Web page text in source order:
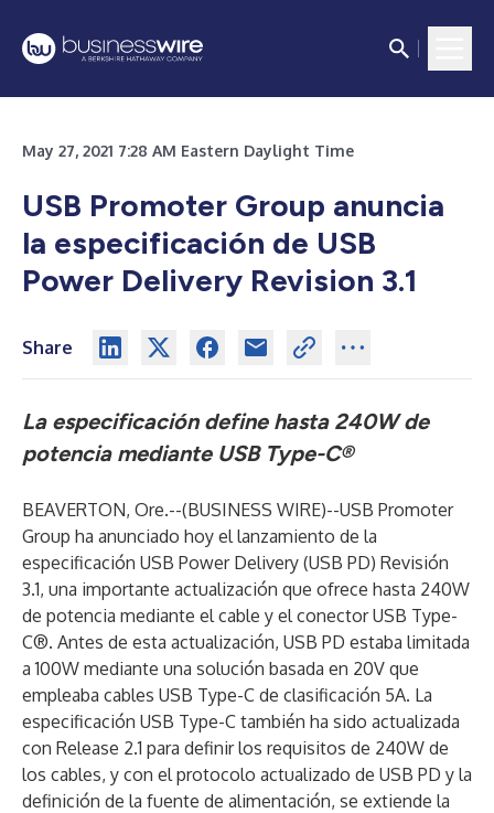
May 27, 2021 7:28 AM Eastern Daylight Time
USB Promoter Group anuncia
la especificación de USB
Power Delivery Revision 3.1
Share
La especificación define hasta 240W de
potencia mediante USB Type-C®
BEAVERTON, Ore.--(BUSINESS WIRE)--USB Promoter
Group ha anunciado hoy el lanzamiento de la
especificación USB Power Delivery (USB PD) Revisión
3.1, una importante actualización que ofrece hasta 240W
de potencia mediante el cable y el conector USB Type-
C®. Antes de esta actualización, USB PD estaba limitada
a 100W mediante una solución basada en 20V que
empleaba cables USB Type-C de clasificación 5A. La
especificación USB Type-C también ha sido actualizada
con Release 2.1 para definir los requisitos de 240W de
los cables, y con el protocolo actualizado de USB PD y la
definición de la fuente de alimentación, se extiende la